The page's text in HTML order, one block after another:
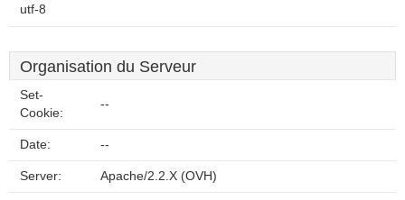
utf-8
Organisation du Serveur
Set-
Cookie:
--
Date: --
Server: Apache/2.2.X (OVH)